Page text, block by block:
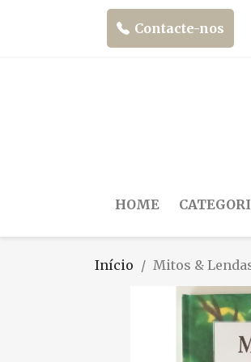
Contacte-nos
HOME
Início Mitos &